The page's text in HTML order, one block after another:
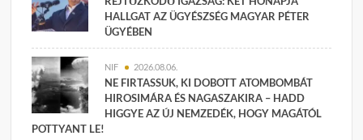
HALLGAT AZ ÜGYÉSZSÉG MAGYAR PÉTER
ÜGYÉBEN
NIF 2026.08.06.
NE FIRTASSUK, KI DOBOTT ATOMBOMBÁT
HIROSIMÁRA ÉS NAGASZAKIRA – HADD
HIGGYE AZ ÚJ NEMZEDÉK, HOGY MAGÁTÓL
POTTYANT LE!